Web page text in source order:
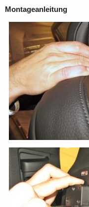
Montageanleitung